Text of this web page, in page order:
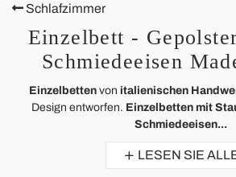
Schlafzimmer
Einzelbett -
Schmiedeeisen
Einzelbetten von italienischen
Design entworfen. Einzelbetten mit
Schmiedeeisen...
LESEN SIE